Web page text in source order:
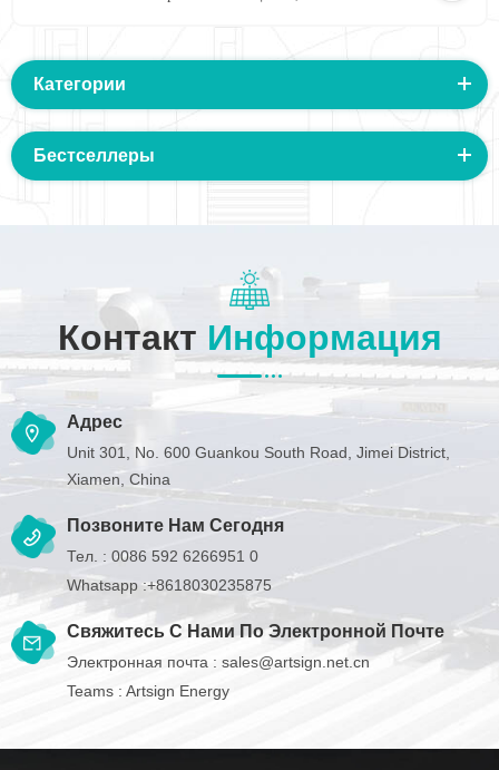
Категории
Бестселлеры
Контакт Информация
Адрес
Unit 301, No. 600 Guankou South Road, Jimei District,
Xiamen, China
Позвоните Нам Сегодня
Тел. : 0086 592 6266951 0
Whatsapp :+8618030235875
Свяжитесь С Нами По Электронной Почте
Электронная почта : sales@artsign.net.cn
Teams : Artsign Energy